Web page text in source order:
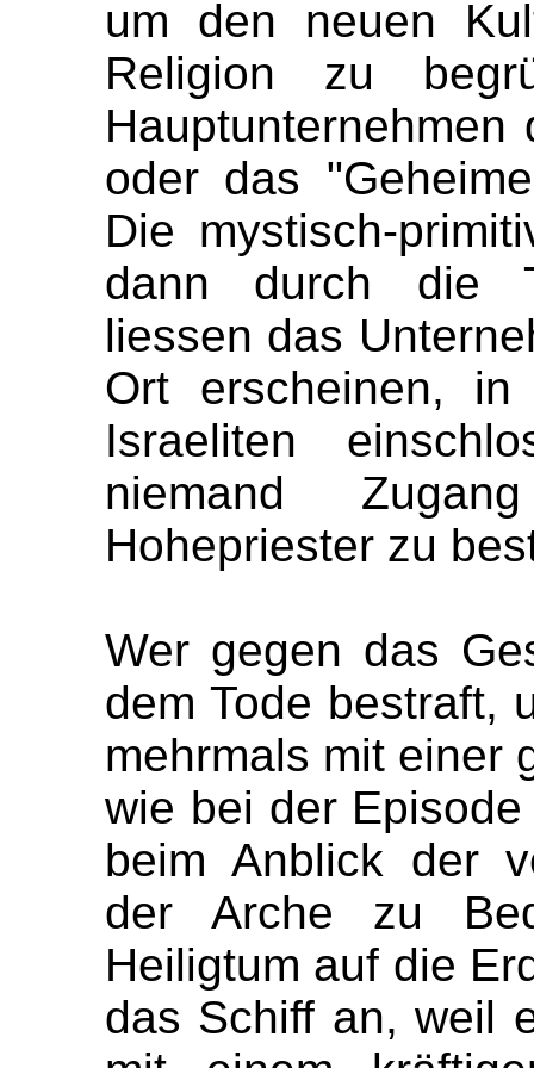
um den neuen
Religion zu
oder das
Die mystisch-
dann durch die
liessen das
Ort erscheinen,
Israeliten
niemand
Hohepriester zu
Wer gegen das
dem Tode bestraft,
mehrmals mit einer
wie bei der
beim Anblick der
der Arche zu
Heiligtum auf die
das Schiff an, weil